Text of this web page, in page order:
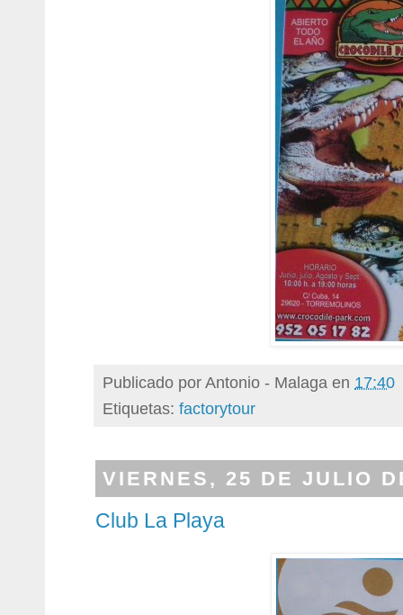
Publicado porAntonio - Malaga en 17:40
Etiquetas: factorytour
VIERNES, 25 DE JULIO
Club La Playa